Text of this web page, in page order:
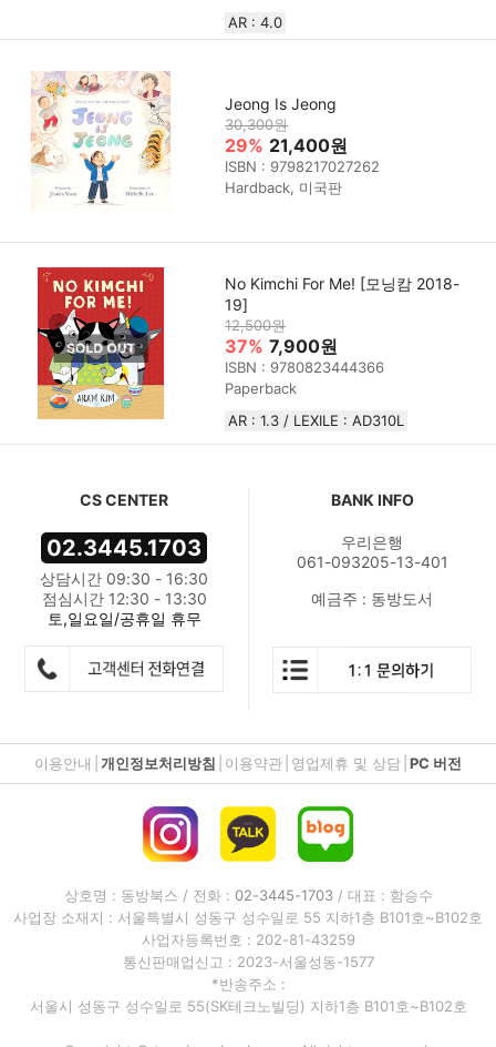
AR : 4.0
Jeong Is Jeong
30,300원
29% 21,400원
ISBN : 9798217027262
Hardback, 미국판
No Kimchi For Me! [모닝캄 2018-
19]
12,500원
37% 7,900원
ISBN : 9780823444366
Paperback
AR : 1.3 / LEXILE : AD310L
CS CENTER
02.3445.1703
상담시간 09:30 - 16:30
점심시간 12:30 - 13:30
토,일요일/공휴일 휴무
BANK INFO
우리은행
061-093205-13-401
예금주 : 동방도서
이용안내 개인정보처리방침 이용약관 영업제휴 및 상담 PC 버전
상호명 : 동방북스 / 전화 : 02-3445-1703/ 대표 : 함승수
사업장 소재지 : 서울특별시 성동구 성수일로 55 지하1층 B101호~B102호
사업자등록번호 : 202-81-43259
통신판매업신고 : 2023-서울성동-1577
*반송주소 :
서울시 성동구 성수일로 55(SK테크노빌딩) 지하1층 B101호~B102호